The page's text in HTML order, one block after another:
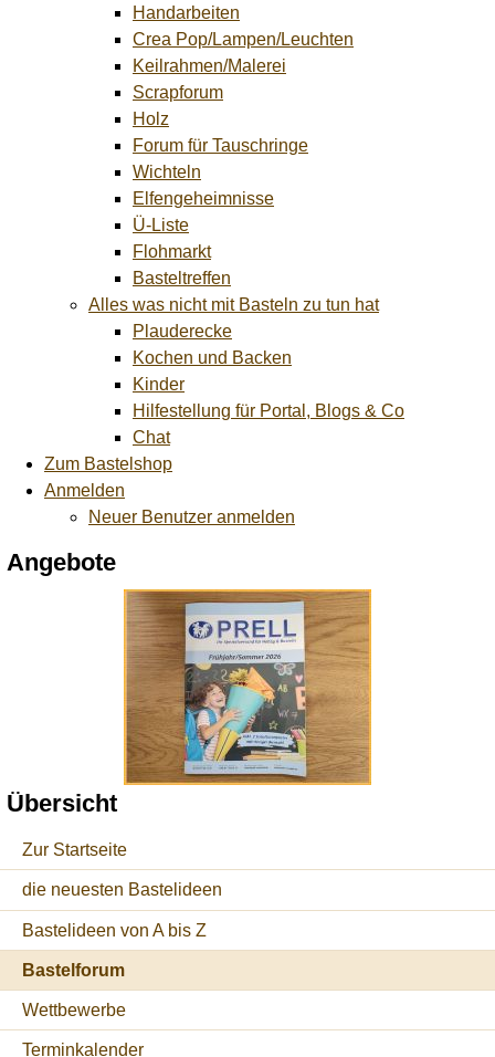
Handarbeiten
Crea Pop/Lampen/Leuchten
Keilrahmen/Malerei
Scrapforum
Holz
Forum für Tauschringe
Wichteln
Elfengeheimnisse
Ü-Liste
Flohmarkt
Basteltreffen
Alles was nicht mit Basteln zu tun hat
Plauderecke
Kochen und Backen
Kinder
Hilfestellung für Portal, Blogs & Co
Chat
Zum Bastelshop
Anmelden
Neuer Benutzer anmelden
Angebote
Übersicht
Zur Startseite
die neuesten Bastelideen
Bastelideen von A bis Z
Bastelforum
Wettbewerbe
Terminkalender